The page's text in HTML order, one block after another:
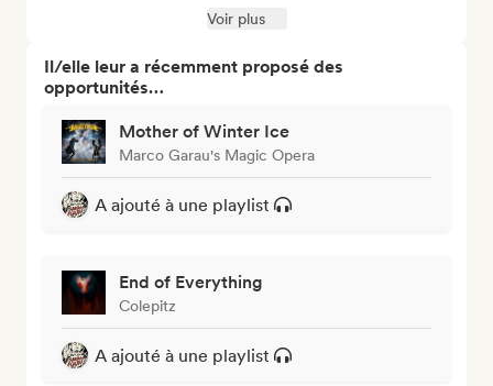
Voir plus
Il/elle leur a récemment proposé des
opportunités…
Mother of Winter Ice
Marco Garau's Magic Opera
A ajouté à une playlist
End of Everything
Colepitz
A ajouté à une playlist